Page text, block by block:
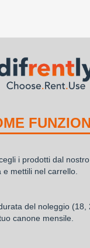
i prodotti dal
e mettili nel carrello.
del noleggio (18,
canone mensile.